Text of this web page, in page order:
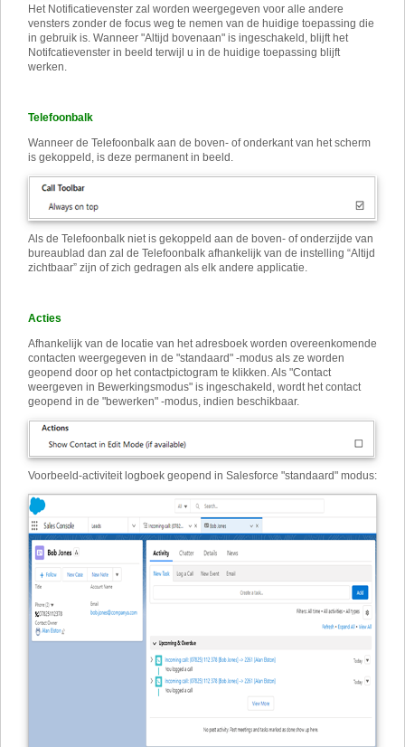
Het Notificatievenster zal worden weergegeven voor alle andere
vensters zonder de focus weg te nemen van de huidige toepassing die
in gebruik is. Wanneer "Altijd bovenaan" is ingeschakeld, blijft het
Notifcatievenster in beeld terwijl u in de huidige toepassing blijft
werken.
Telefoonbalk
Wanneer de Telefoonbalk aan de boven- of onderkant van het scherm
is gekoppeld, is deze permanent in beeld.
Als de Telefoonbalk niet is gekoppeld aan de boven- of onderzijde van
bureaublad dan zal de Telefoonbalk afhankelijk van de instelling “Altijd
zichtbaar” zijn of zich gedragen als elk andere applicatie.
Acties
Afhankelijk van de locatie van het adresboek worden overeenkomende
contacten weergegeven in de "standaard" -modus als ze worden
geopend door op het contactpictogram te klikken. Als "Contact
weergeven in Bewerkingsmodus" is ingeschakeld, wordt het contact
geopend in de "bewerken" -modus, indien beschikbaar.
Voorbeeld-activiteit logboek geopend in Salesforce "standaard" modus: